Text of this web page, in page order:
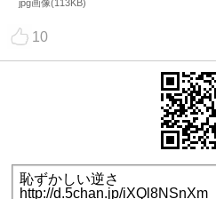
jpg画像(113KB)
10